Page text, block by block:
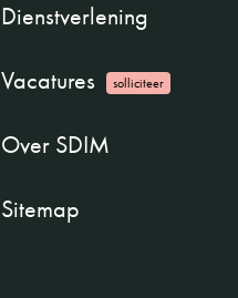
Dienstverlening
Vacatures solliciteer
Over SDIM
Sitemap